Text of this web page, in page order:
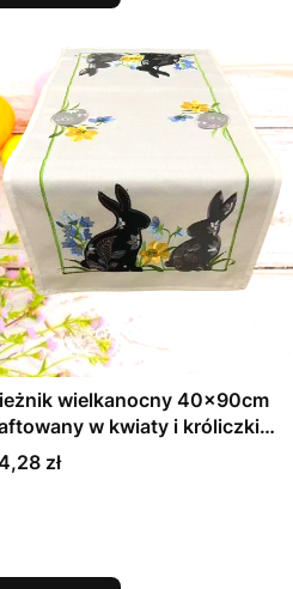
wielkanocny 40x90cm
w kwiaty i króliczki
i szare na białym tle
zł